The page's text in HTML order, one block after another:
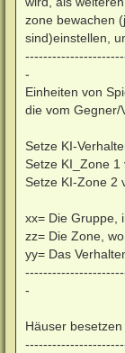
zone bewachen
sind)einstellen,
-
Einheiten von
die vom Gegner/
Setze KI-
Setze KI_Zone
Setze KI-Zone 2
xx= Die Gruppe,
zz= Die Zone,
yy= Das
-
Häuser besetzen